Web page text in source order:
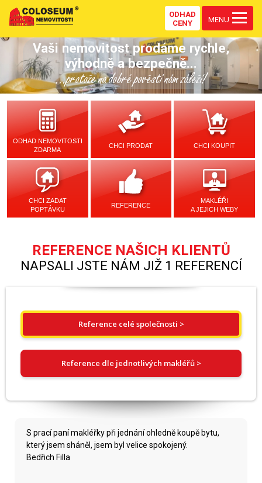
ODHAD
CENY
MENU
Vaši nemovitost prodáme rychle,
výhodně a bezpečně...
...protože na dobré pověsti nám záleží!
ODHAD NEMOVITOSTI
ZDARMA
CHCI PRODAT CHCI KOUPIT
CHCI ZADAT
POPTÁVKU
REFERENCE
MAKLÉŘI
A JEJICH WEBY
REFERENCE NAŠICH KLIENTŮ
NAPSALI JSTE NÁM JIŽ 1 REFERENCÍ
Reference celé společnosti >
Reference dle jednotlivých makléřů >
S prací paní makléřky při jednání ohledně koupě bytu,
který jsem sháněl, jsem byl velice spokojený.
Bedřich Filla